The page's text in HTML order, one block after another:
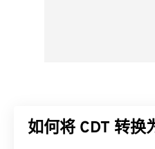
如何将 CDT 转换